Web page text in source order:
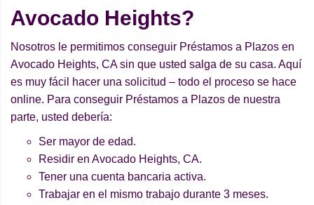
Avocado Heights?
Nosotros le permitimos conseguir Préstamos a Plazos en
Avocado Heights, CA sin que usted salga de su casa. Aquí
es muy fácil hacer una solicitud – todo el proceso se hace
online. Para conseguir Préstamos a Plazos de nuestra
parte, usted debería:
Ser mayor de edad.
Residir en Avocado Heights, CA.
Tener una cuenta bancaria activa.
Trabajar en el mismo trabajo durante 3 meses.